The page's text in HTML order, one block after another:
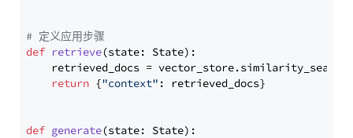
# 定义应用步骤
def retrieve(state: State):
retrieved_docs =
return {"context" : retrieved_docs}
def generate(state: State):